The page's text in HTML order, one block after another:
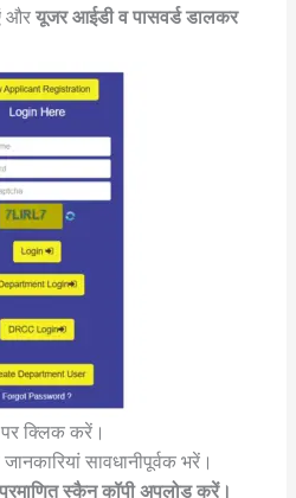
और यूजर आईडी व पासवर्ड डालकर
पर क्लिक करें।
सावधानीपूर्वक भरें।
स्कैन कॉपी अपलोड करें।